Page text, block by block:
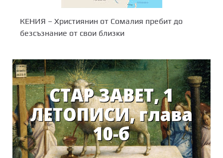
КЕНИЯ – Християнин от Сомалия пребит до
безсъзнание от свои близки